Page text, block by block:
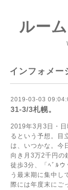
ルー
インフォメー
2019-03-03
31-3/3札幌。
2019年3月3日・
るという予想。目
は、いつかな。今
向き月3万2千円の
徒歩3分、「ﾍﾞﾙ
う最末期に集中し
際には年度末にご